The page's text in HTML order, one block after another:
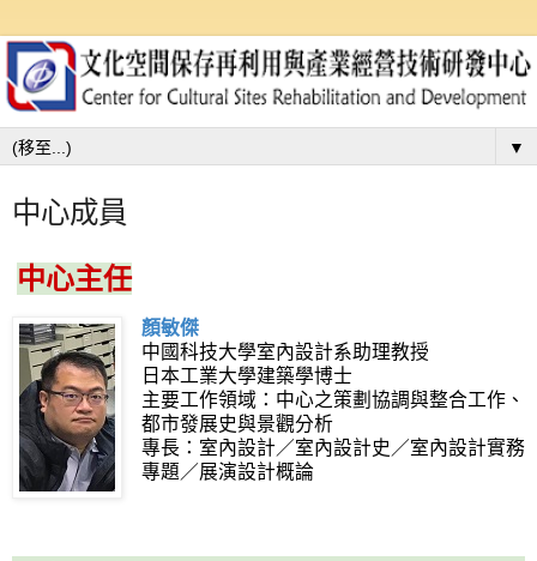
▼
中心成員
中心主任
顏敏傑
中國科技大學室內設計系助理教授
日本工業大學建築學博士
主要工作領域：中心之策劃協調與整合工作、
都市發展史與景觀分析
專長：室內設計／室內設計史／室內設計實務
專題／展演設計概論